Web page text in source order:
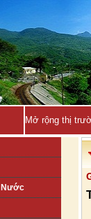
Mở rộng thị
Nước